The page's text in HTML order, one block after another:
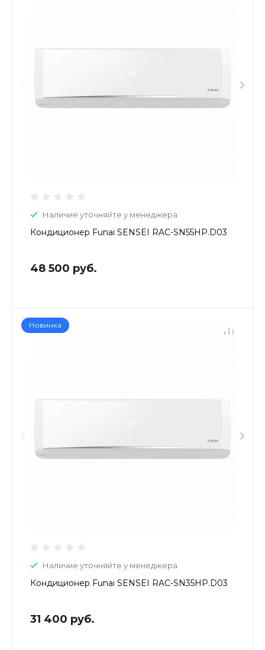
Наличие уточняйте у менеджера
Кондиционер Funai SENSEI RAC-SN55HP.D03
48 500 руб.
Новинка
Наличие уточняйте у менеджера
Кондиционер Funai SENSEI RAC-SN35HP.D03
31 400 руб.